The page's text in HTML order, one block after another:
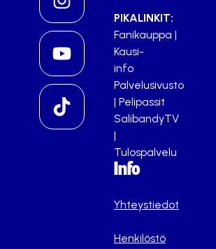
PIKALINKIT:
Fanikauppa |
Kausi-
info
Palvelusivusto
| Pelipassit
SalibandyTV
|
Tulospalvelu
Info
Yhteystiedot
Henkilöstö